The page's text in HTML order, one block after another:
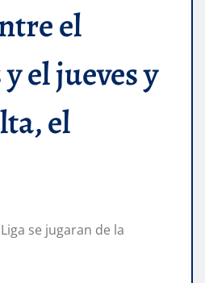
el
el jueves y
el
se jugaran de la